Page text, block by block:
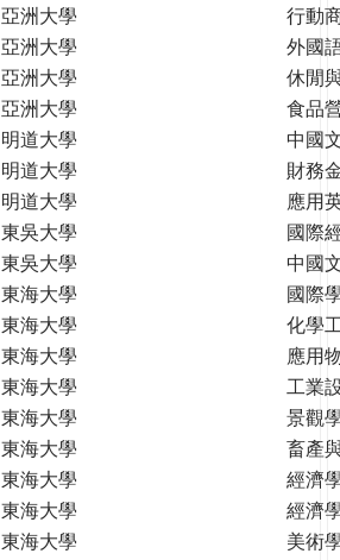
亞洲大學
行動
亞洲大學
外國
亞洲大學
休閒
亞洲大學
食品
明道大學
中國
明道大學
財務
明道大學
應用
東吳大學
國際
東吳大學
中國
東海大學
國際
東海大學
化學
東海大學
應用
東海大學
工業
東海大學
景觀
東海大學
畜產
東海大學
經濟
東海大學
經濟
東海大學
美術